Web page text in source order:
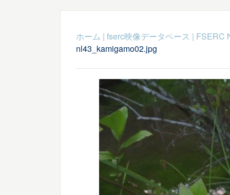
ホーム | fserc映像データベース | FSERC
nl43_kamigamo02.jpg